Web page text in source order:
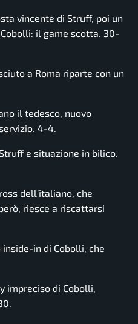
vincente di Struff, poi un
il game scotta. 30-
a Roma riparte con un
il tedesco, nuovo
4-4.
e situazione in bilico.
dell’italiano, che
riesce a riscattarsi
inside-in di Cobolli, che
impreciso di Cobolli,